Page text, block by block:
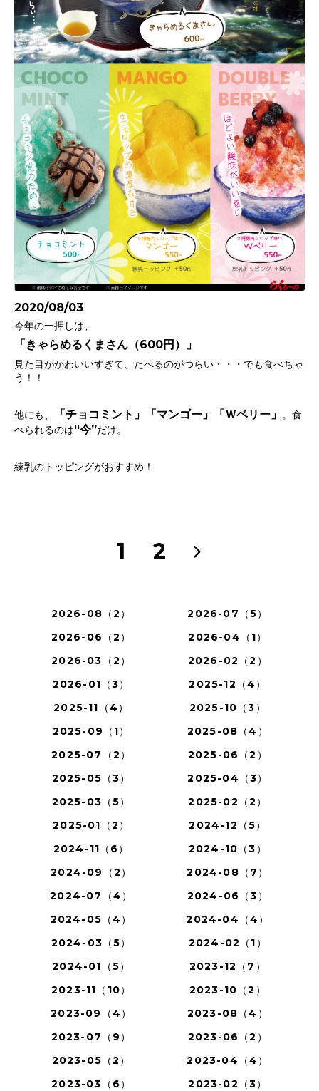
2020/08/03
今年の一押しは、
「きゃらめるくまさん（600円）」
見た目がかわいいすぎて、たべるのがつらい・・・でも食べちゃ
う！！
他にも、 「チョコミント」「マンゴー」「Ｗベリー 」 。食
べられるのは“今”だけ。
練乳のトッピングがおすすめ！
1 2
2026-08（2）
2026-07（5）
2026-06（2）
2026-04（1）
2026-03（2）
2026-02（2）
2026-01（3）
2025-12（4）
2025-11（4）
2025-10（3）
2025-09（1）
2025-08（4）
2025-07（2）
2025-06（2）
2025-05（3）
2025-04（3）
2025-03（5）
2025-02（2）
2025-01（2）
2024-12（5）
2024-11（6）
2024-10（3）
2024-09（2）
2024-08（7）
2024-07（4）
2024-06（3）
2024-05（4）
2024-04（4）
2024-03（5）
2024-02（1）
2024-01（5）
2023-12（7）
2023-11（10）
2023-10（2）
2023-09（4）
2023-08（4）
2023-07（9）
2023-06（2）
2023-05（2）
2023-04（4）
2023-03（6）
2023-02（3）